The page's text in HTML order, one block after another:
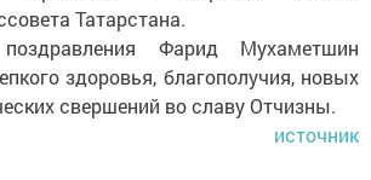
Татарстана.
Фарид Мухаметшин
здоровья, благополучия, новых
свершений во славу Отчизны.
источник